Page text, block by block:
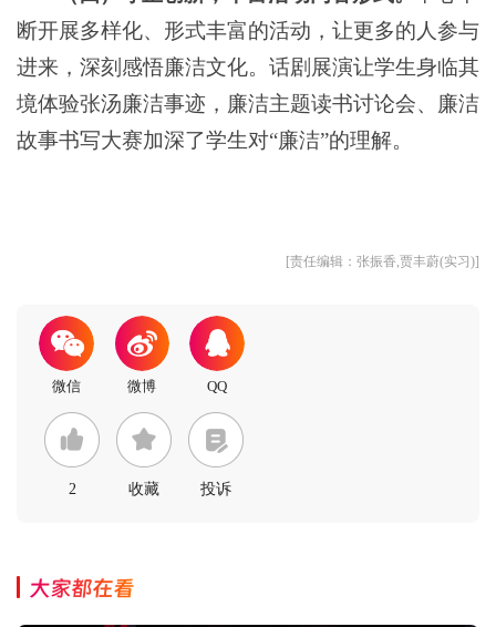
断开展多样化、形式丰富的活动，让更多的人参与
进来，深刻感悟廉洁文化。话剧展演让学生身临其
境体验张汤廉洁事迹，廉洁主题读书讨论会、廉洁
故事书写大赛加深了学生对“廉洁”的理解。
[责任编辑：张振香,贾丰蔚(实习)]
2 收藏 投诉
大家都在看